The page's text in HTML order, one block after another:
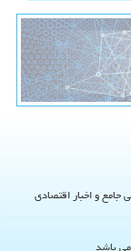
جامع و اخبار اقتصادی